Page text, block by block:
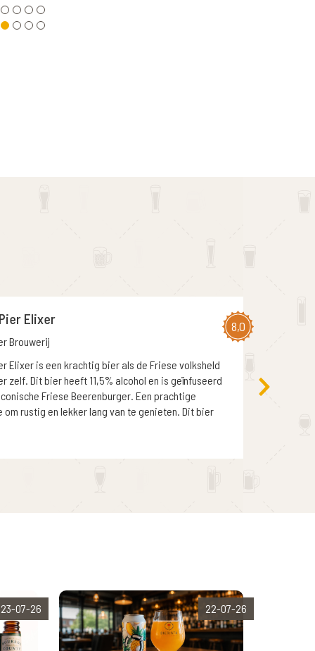
8,0
Elixer
Brouwerij
Elixer is een krachtig bier als de Friese volksheld
zelf. Dit bier heeft 11,5% alcohol en is geïnfuseerd
Friese Beerenburger. Een prachtige
om rustig en lekker lang van te genieten. Dit bier
23-07-26 22-07-26